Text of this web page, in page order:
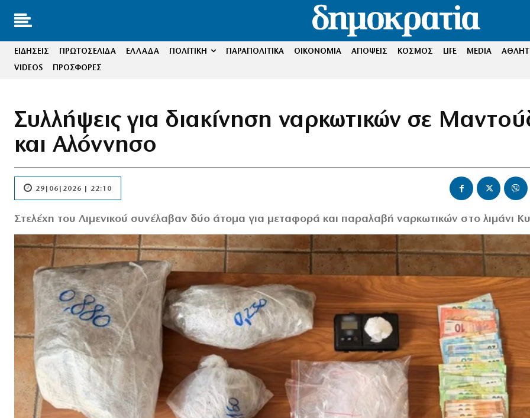
ΕΙΔΗΣΕΙΣ ΠΡΩΤΟΣΕΛΙΔΑ ΕΛΛΑΔΑ ΠΟΛΙΤΙΚΗ ΠΑΡΑΠΟΛΙΤΙΚΑ ΟΙΚΟΝΟΜΙΑ ΑΠΟΨΕΙΣ ΚΟΣΜΟΣ LIFE MEDIA
VIDEOS
ΠΡΟΣΦΟΡΕΣ
Συλλήψεις για διακίνηση ναρκωτικών σε
και Αλόννησο
29|06|2026 | 22:10
Στελέχη του Λιμενικού συνέλαβαν δύο άτομα για μεταφορά και παραλαβή ναρκωτικών στο λιμάνι